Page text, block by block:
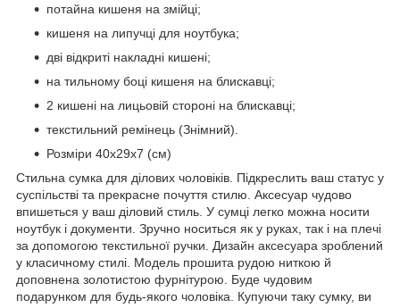
потайна кишеня на змійці;
кишеня на липучці для ноутбука;
дві відкриті накладні кишені;
на тильному боці кишеня на блискавці;
2 кишені на лицьовій стороні на блискавці;
текстильний ремінець (Знімний).
Розміри 40х29х7 (см)
Стильна сумка для ділових чоловіків. Підкреслить ваш статус у
суспільстві та прекрасне почуття стилю. Аксесуар чудово
впишеться у ваш діловий стиль. У сумці легко можна носити
ноутбук і документи. Зручно носиться як у руках, так і на плечі
за допомогою текстильної ручки. Дизайн аксесуара зроблений
у класичному стилі. Модель прошита рудою ниткою й
доповнена золотистою фурнітурою. Буде чудовим
подарунком для будь-якого чоловіка. Купуючи таку сумку, ви